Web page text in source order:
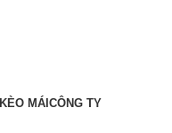
KÈO MÁI CÔNG TY